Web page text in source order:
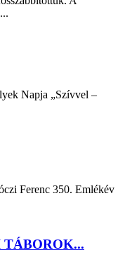
Napja „Szívvel –
Ferenc 350. Emlékév